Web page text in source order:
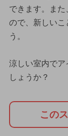
できます。ま
ので、新しいこ
う。
涼しい室内で
しょうか？
この